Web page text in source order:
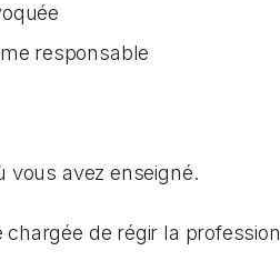
responsable
vous avez enseigné.
de régir la profession